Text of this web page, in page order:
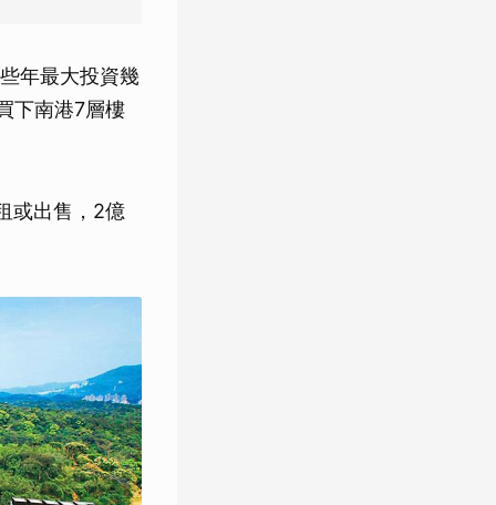
年最大投資幾
下南港7層樓
或出售，2億